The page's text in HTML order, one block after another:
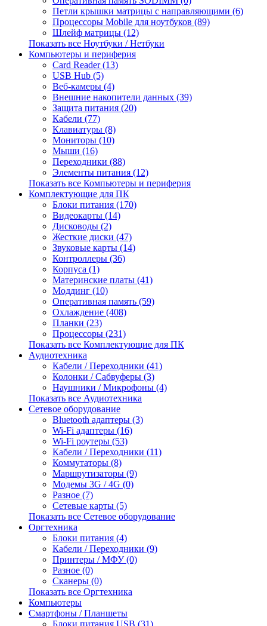
Петли крышки матрицы с направляющими (6)
Процессоры Mobile для ноутбуков (89)
Шлейф матрицы (12)
Показать все Ноутбуки / Нетбуки
Компьютеры и периферия
Card Reader (13)
USB Hub (5)
Веб-камеры (4)
Внешние накопители данных (39)
Защита питания (20)
Кабели (77)
Клавиатуры (8)
Мониторы (10)
Мыши (16)
Переходники (88)
Элементы питания (12)
Показать все Компьютеры и периферия
Комплектующие для ПК
Блоки питания (170)
Видеокарты (14)
Дисководы (2)
Жесткие диски (47)
Звуковые карты (14)
Контроллеры (36)
Корпуса (1)
Материнские платы (41)
Моддинг (10)
Оперативная память (59)
Охлаждение (408)
Планки (23)
Процессоры (231)
Показать все Комплектующие для ПК
Аудиотехника
Кабели / Переходники (41)
Колонки / Сабвуферы (3)
Наушники / Микрофоны (4)
Показать все Аудиотехника
Сетевое оборудование
Bluetooth адаптеры (3)
Wi-Fi адаптеры (16)
Wi-Fi роутеры (53)
Кабели / Переходники (11)
Коммутаторы (8)
Маршрутизаторы (9)
Модемы 3G / 4G (0)
Разное (7)
Сетевые карты (5)
Показать все Сетевое оборудование
Оргтехника
Блоки питания (4)
Кабели / Переходники (9)
Принтеры / МФУ (0)
Разное (0)
Сканеры (0)
Показать все Оргтехника
Компьютеры
Смартфоны / Планшеты
Блоки питания USB (31)